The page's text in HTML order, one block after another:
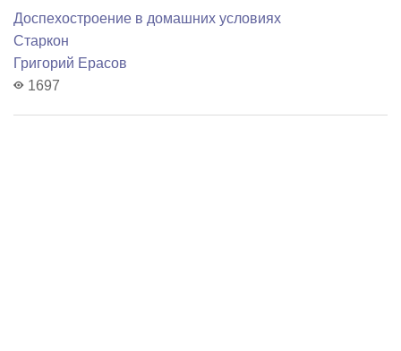
Доспехостроение в домашних условиях
Старкон
Григорий Ерасов
1697